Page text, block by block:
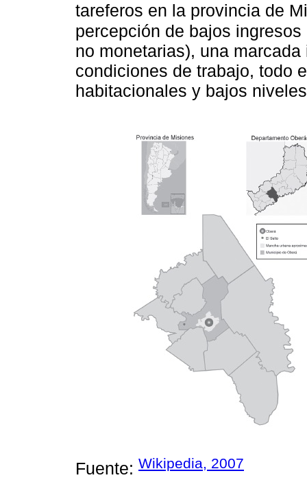
tareferos en la provincia de
percepción de bajos
no monetarias), una
condiciones de trabajo, todo
habitacionales y bajos
Fuente: Wikipedia, 2007